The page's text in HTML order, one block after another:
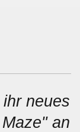
neues
an